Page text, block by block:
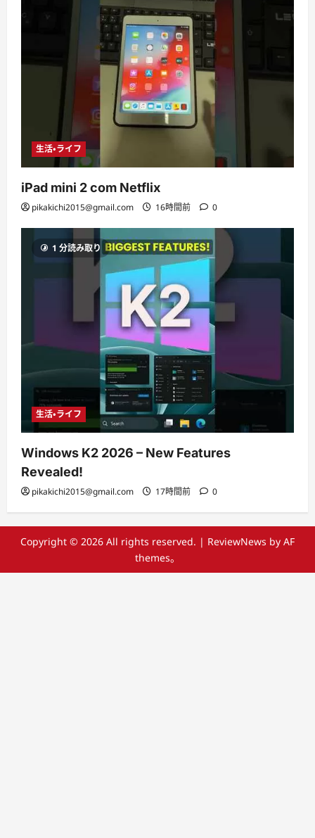
生活・ライフ
iPad mini 2 com Netflix
pikakichi2015@gmail.com 16時間前 0
1 分読み取り
生活・ライフ
Windows K2 2026 – New Features
Revealed!
pikakichi2015@gmail.com 17時間前 0
Copyright © 2026 All rights reserved. | ReviewNews by AF
themes。